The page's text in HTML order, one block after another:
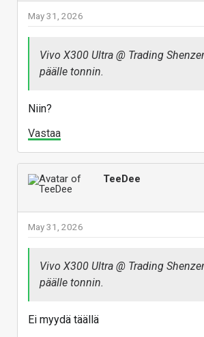
May 31, 2026
Vivo X300 Ultra @ Trading
päälle tonnin.
Niin?
Vastaa
TeeDee
May 31, 2026
Vivo X300 Ultra @ Trading
päälle tonnin.
Ei myydä täällä